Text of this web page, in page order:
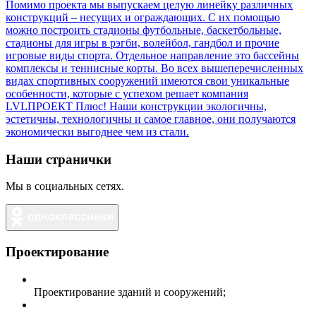
Наши странички
Мы в социальных сетях.
Проектирование
Проектирование зданий и сооружений;